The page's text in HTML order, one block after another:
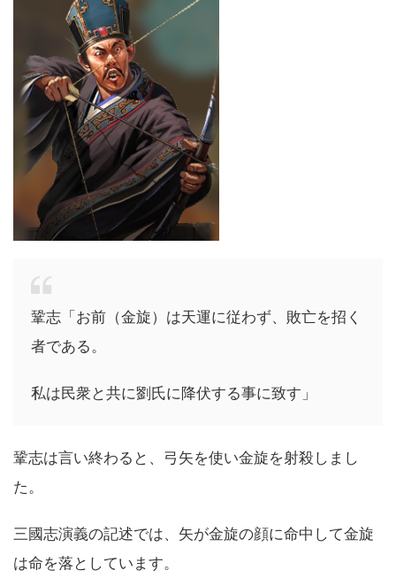
鞏志「お前（金旋）は天運に従わず、敗亡を招く
者である。
私は民衆と共に劉氏に降伏する事に致す」
鞏志は言い終わると、弓矢を使い金旋を射殺しまし
た。
三國志演義の記述では、矢が金旋の顔に命中して金旋
は命を落としています。